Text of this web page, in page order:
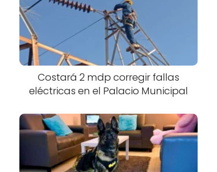
Costará 2 mdp corregir fallas
eléctricas en el Palacio Municipal